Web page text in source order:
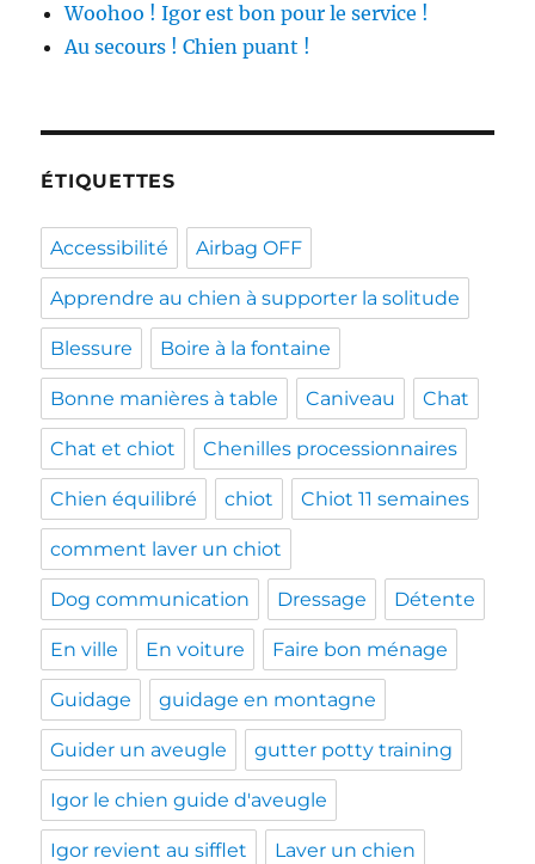
Woohoo ! Igor est bon pour le service !
Au secours ! Chien puant !
ÉTIQUETTES
Accessibilité Airbag OFF
Apprendre au chien à supporter la solitude
Blessure Boire à la fontaine
Bonne manières à table Caniveau Chat
Chat et chiot Chenilles processionnaires
Chien équilibré chiot Chiot 11 semaines
comment laver un chiot
Dog communication Dressage Détente
En ville En voiture Faire bon ménage
Guidage guidage en montagne
Guider un aveugle gutter potty training
Igor le chien guide d'aveugle
Igor revient au sifflet Laver un chien